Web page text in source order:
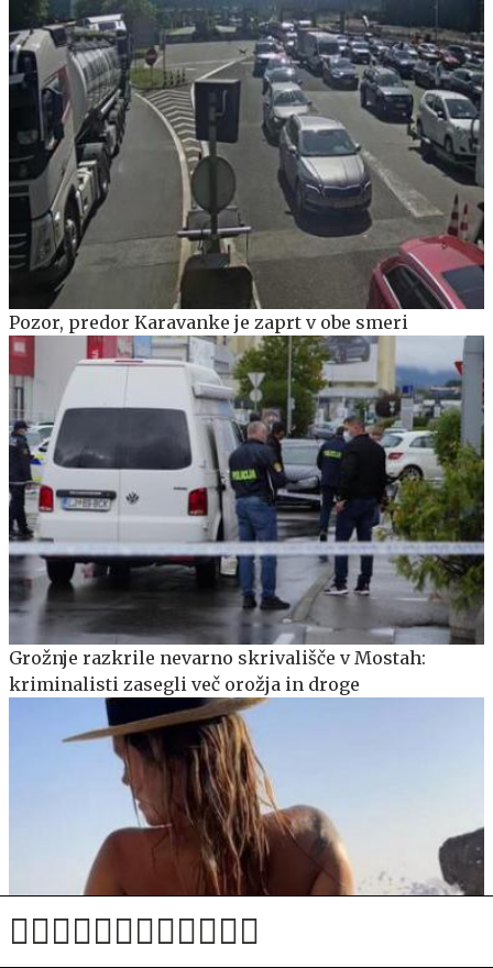
Pozor, predor Karavanke je zaprt v obe smeri
Grožnje razkrile nevarno skrivališče v Mostah:
kriminalisti zasegli več orožja in droge